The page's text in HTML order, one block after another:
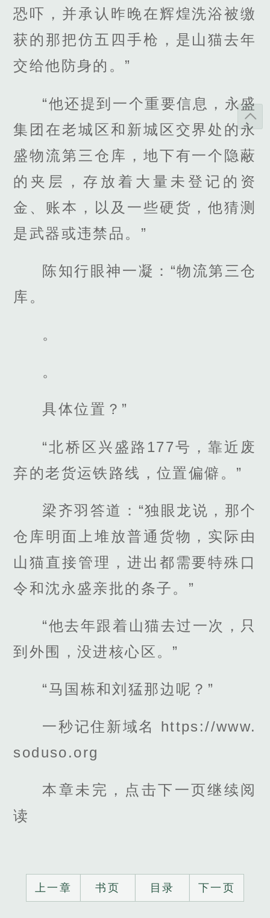
恐吓，并承认昨晚在辉煌洗浴被缴
获的那把仿五四手枪，是山猫去年
交给他防身的。”
“他还提到一个重要信息，永盛
集团在老城区和新城区交界处的永
盛物流第三仓库，地下有一个隐蔽
的夹层，存放着大量未登记的资
金、账本，以及一些硬货，他猜测
是武器或违禁品。”
陈知行眼神一凝：“物流第三仓
库。
。
。
具体位置？”
“北桥区兴盛路177号，靠近废
弃的老货运铁路线，位置偏僻。”
梁齐羽答道：“独眼龙说，那个
仓库明面上堆放普通货物，实际由
山猫直接管理，进出都需要特殊口
令和沈永盛亲批的条子。”
“他去年跟着山猫去过一次，只
到外围，没进核心区。”
“马国栋和刘猛那边呢？”
一秒记住新域名 https://www.
soduso.org
本章未完，点击下一页继续阅
读
上一章 书页 目录 下一页